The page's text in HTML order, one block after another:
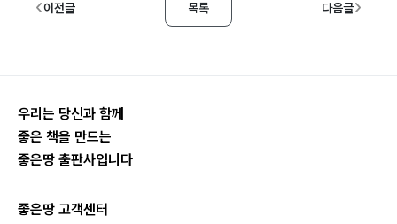
이전글 목록 다음글
우리는 당신과 함께
좋은 책을 만드는
좋은땅 출판사입니다
좋은땅 고객센터